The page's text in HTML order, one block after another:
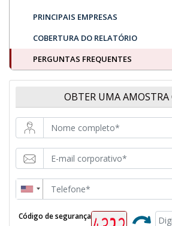
PRINCIPAIS EMPRESAS
COBERTURA DO RELATÓRIO
PERGUNTAS FREQUENTES
OBTER UMA AMOSTRA
Código de segurança